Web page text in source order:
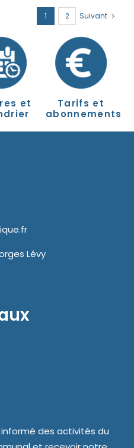
1 2 Suivant
et
Tarifs et
abonnements
Lévy
des activités du